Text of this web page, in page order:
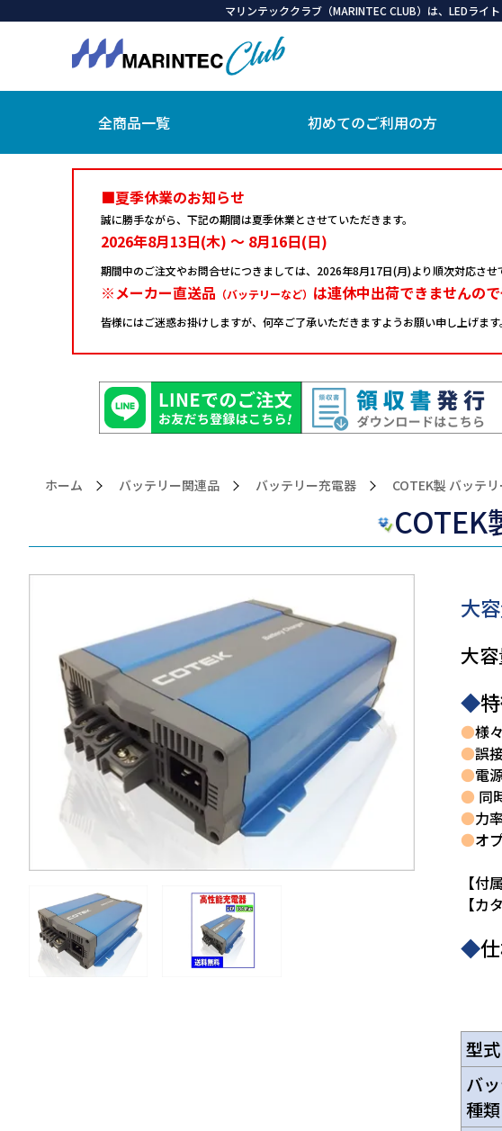
マリンテッククラブ（MARINTEC CLUB）は、LEDライ
全商品一覧 初めてのご利用の方
■夏季休業のお知らせ
誠に勝手ながら、下記の期間は夏季休業とさせていただきます。
2026年8月13日(木) ～ 8月16日(日)
期間中のご注文やお問合せにつきましては、 2026年8月17日(月)より順次対応させ
※メーカー直送品 （バッテリーなど） は連休中出荷できませんの
皆様にはご迷惑お掛けしますが、何卒ご了承いただきますようお願い申し上げます。
ホーム バッテリー関連品 バッテリー充電器 >COTEK製 バッテ
COTEK
大
大容
◆
●様
●誤
●電
● 同
●力
●オ
【付
【カ
◆
型式
バ
種類